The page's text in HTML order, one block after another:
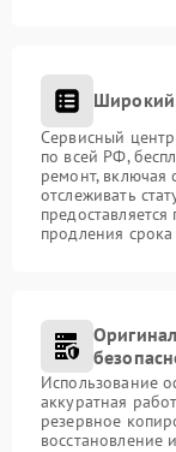
Широкий
Сервисный
по всей РФ,
ремонт, включая
отслеживать
продления
Использование
аккуратная
резервное